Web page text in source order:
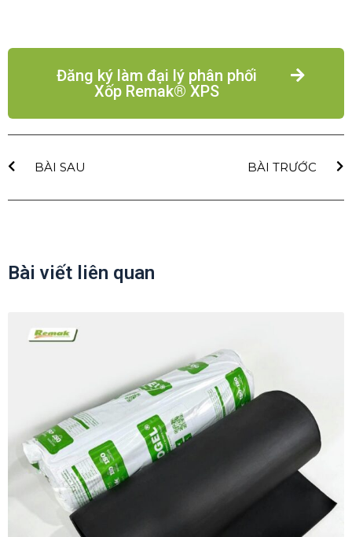
Đăng ký làm đại lý phân phối
Xốp Remak® XPS
BÀI SAU BÀI TRƯỚC
Bài viết liên quan